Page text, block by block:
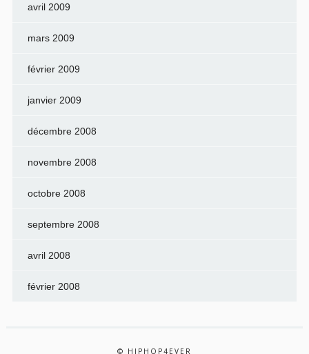
avril 2009
mars 2009
février 2009
janvier 2009
décembre 2008
novembre 2008
octobre 2008
septembre 2008
avril 2008
février 2008
© HIPHOP4EVER